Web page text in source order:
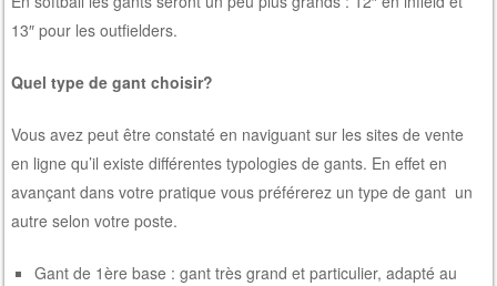
13″ pour les outfielders.
Quel type de gant choisir?
Vous avez peut être constaté en naviguant sur les sites de vente
en ligne qu’il existe différentes typologies de gants. En effet en
avançant dans votre pratique vous préférerez un type de gant un
autre selon votre poste.
Gant de 1ère base : gant très grand et particulier, adapté au